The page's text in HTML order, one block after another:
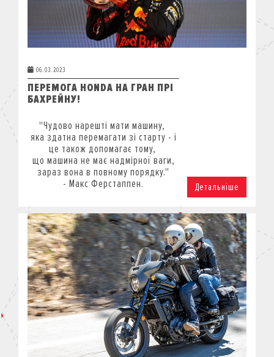
06.03.2023
ПЕРЕМОГА HONDA НА ГРАН ПРІ
БАХРЕЙНУ!
"Чудово нарешті мати машину,
яка здатна перемагати зі старту - і
це також допомагає тому,
що машина не має надмірної ваги,
зараз вона в повному порядку."
- Макс Ферстаппен. Детальніше